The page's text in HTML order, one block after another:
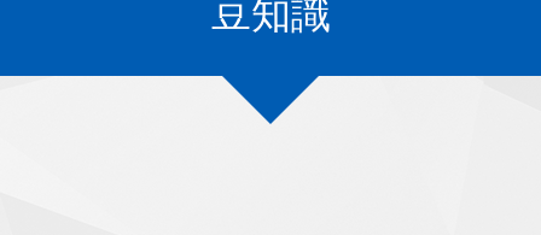
豆知識